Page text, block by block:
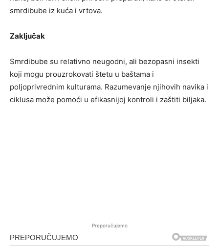
smrdibube iz kuća i vrtova.
Zaključak
Smrdibube su relativno neugodni, ali bezopasni insekti
koji mogu prouzrokovati štetu u baštama i
poljoprivrednim kulturama. Razumevanje njihovih navika i
ciklusa može pomoći u efikasnijoj kontroli i zaštiti biljaka.
Preporučujemo